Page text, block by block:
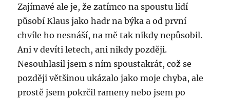
Zajímavé ale je, že zatímco na spoustu lidí
působí Klaus jako hadr na býka a od první
chvíle ho nesnáší, na mě tak nikdy nepůsobil.
Ani v devíti letech, ani nikdy později.
Nesouhlasil jsem s ním spoustakrát, což se
později většinou ukázalo jako moje chyba, ale
prostě jsem pokrčil rameny nebo jsem po